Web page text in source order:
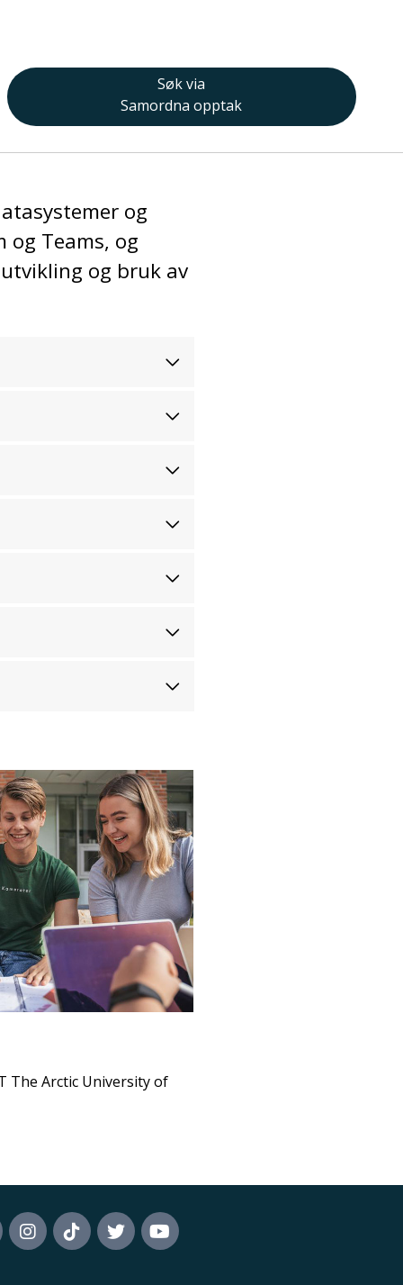
Søk via
Samordna opptak
og
Teams, og
og bruk av
The Arctic University of